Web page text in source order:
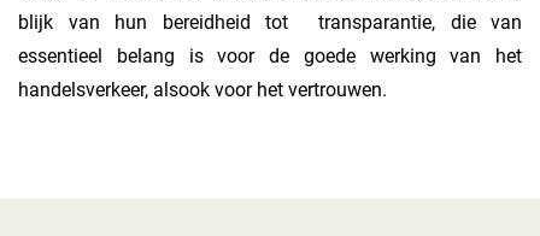
blijk van hun bereidheid tot transparantie, die van
essentieel belang is voor de goede werking van het
handelsverkeer, alsook voor het vertrouwen.